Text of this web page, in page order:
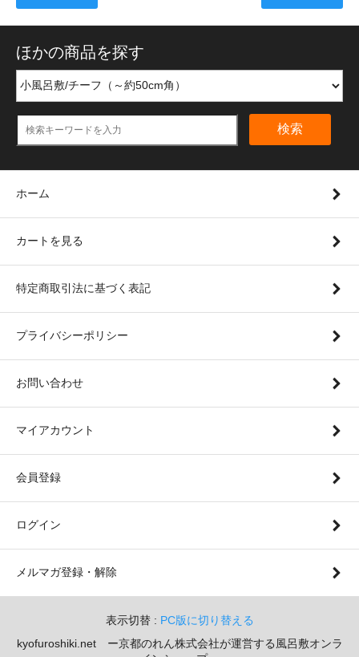
ほかの商品を探す
検索
ホーム
カートを見る
特定商取引法に基づく表記
プライバシーポリシー
お問い合わせ
マイアカウント
会員登録
ログイン
メルマガ登録・解除
表示切替 : PC版に切り替える
kyofuroshiki.net ー京都のれん株式会社が運営する風呂敷オンラ